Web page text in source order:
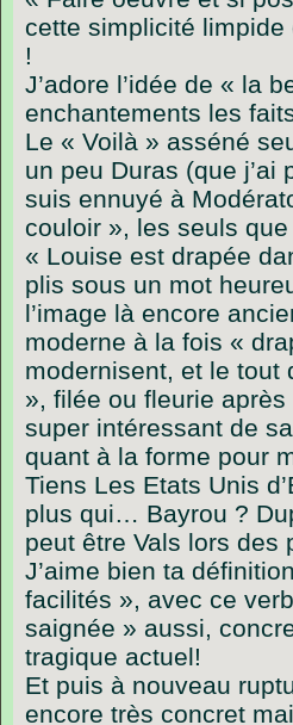
cette simplicité
!
J’adore l’idée de « la
enchantements les
Le « Voilà » asséné
un peu Duras (que j’ai
suis ennuyé à
couloir », les seuls
« Louise est drapée
plis sous un mot
l’image là encore
moderne à la fois «
modernisent, et le tout
», filée ou fleurie
super intéressant de
quant à la forme pour
Tiens Les Etats Unis
plus qui… Bayrou ?
peut être Vals lors des
J’aime bien ta
facilités », avec ce
saignée » aussi,
tragique actuel!
Et puis à nouveau
encore très concret